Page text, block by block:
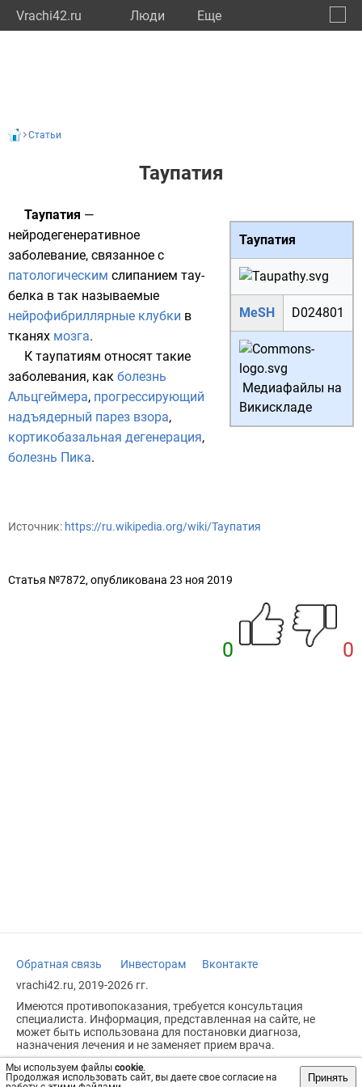
Vrachi42.ru Люди Eще
Мы используем файлы cookie.
Продолжая использовать сайт, вы даете свое согласие на
Принять
Статьи
Таупатия
Таупатия
MeSH D024801
Медиафайлы на
Викискладе
Таупатия —
нейродегенеративное
заболевание, связанное с
патологическим слипанием тау-
белка в так называемые
нейрофибриллярные клубки в
тканях мозга.
К таупатиям относят такие
заболевания, как болезнь
Альцгеймера, прогрессирующий
надъядерный парез взора,
кортикобазальная дегенерация,
болезнь Пика.
Источник: https://ru.wikipedia.org/wiki/Таупатия
Статья №7872, опубликована 23 ноя 2019
0 0
Обратная связь Инвесторам
Вконтакте
vrachi42.ru, 2019-2026 гг.
Имеются противопоказания, требуется консультация
специалиста. Информация, представленная на сайте, не
может быть использована для постановки диагноза,
назначения лечения и не заменяет прием врача.
Возрастное ограничение: 18+